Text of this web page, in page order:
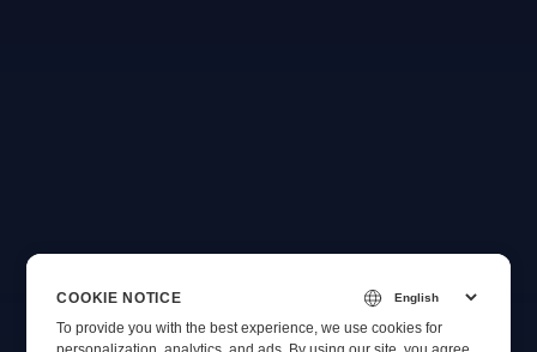
COOKIE NOTICE
To provide you with the best experience, we use cookies for